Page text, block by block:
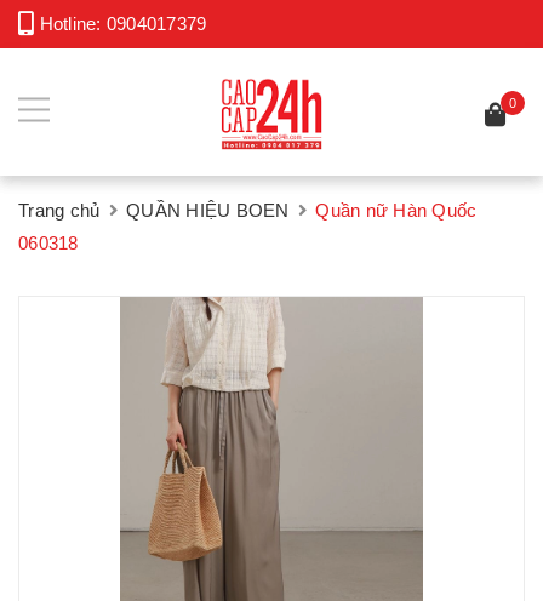
Hotline: 0904017379
0
Trang chủ QUẦN HIỆU BOEN
Quần nữ Hàn Quốc
060318